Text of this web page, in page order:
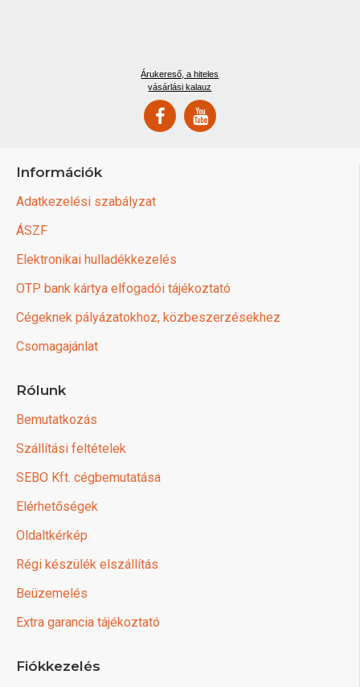
Árukereső, a hiteles
vásárlási kalauz
Információk
Adatkezelési szabályzat
ÁSZF
Elektronikai hulladékkezelés
OTP bank kártya elfogadói tájékoztató
Cégeknek pályázatokhoz, közbeszerzésekhez
Csomagajánlat
Rólunk
Bemutatkozás
Szállítási feltételek
SEBO Kft. cégbemutatása
Elérhetőségek
Oldaltkérkép
Régi készülék elszállítás
Beüzemelés
Extra garancia tájékoztató
Fiókkezelés